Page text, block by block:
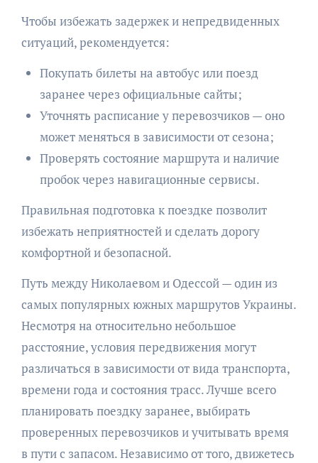
Чтобы избежать задержек и непредвиденных
ситуаций, рекомендуется:
Покупать билеты на автобус или поезд
заранее через официальные сайты;
Уточнять расписание у перевозчиков — оно
может меняться в зависимости от сезона;
Проверять состояние маршрута и наличие
пробок через навигационные сервисы.
Правильная подготовка к поездке позволит
избежать неприятностей и сделать дорогу
комфортной и безопасной.
Путь между Николаевом и Одессой — один из
самых популярных южных маршрутов Украины.
Несмотря на относительно небольшое
расстояние, условия передвижения могут
различаться в зависимости от вида транспорта,
времени года и состояния трасс. Лучше всего
планировать поездку заранее, выбирать
проверенных перевозчиков и учитывать время
в пути с запасом. Независимо от того, движетесь